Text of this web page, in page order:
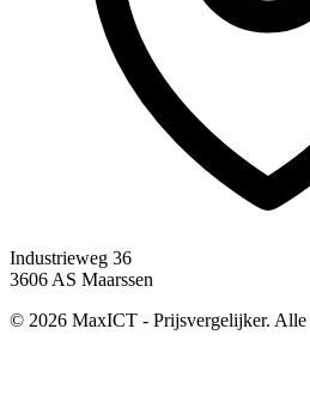
Industrieweg 36
3606 AS Maarssen
© 2026 MaxICT - Prijsvergelijker. Alle